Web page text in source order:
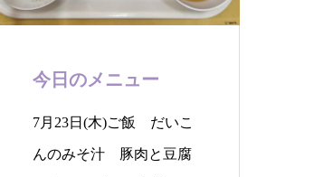
今日のメニュー
7月23日(木)ご飯 だいこ
んのみそ汁 豚肉と豆腐